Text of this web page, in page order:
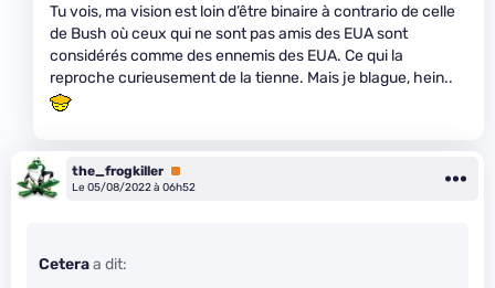
Tu vois, ma vision est loin d’être binaire à contrario de celle
de Bush où ceux qui ne sont pas amis des EUA sont
considérés comme des ennemis des EUA. Ce qui la
reproche curieusement de la tienne. Mais je blague, hein..
the_frogkiller Premium
Le 05/08/2022 à 06h52
Ceteraa dit: